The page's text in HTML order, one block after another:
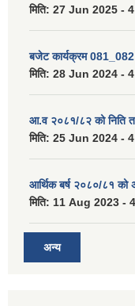
मिति: 27 Jun 2025 -
बजेट कार्यक्रम 081_082
मिति: 28 Jun 2024 -
आ.व २०८१/८२ को निति
मिति: 25 Jun 2024 -
आर्थिक बर्ष २०८०/८१ को
मिति: 11 Aug 2023 -
अन्य